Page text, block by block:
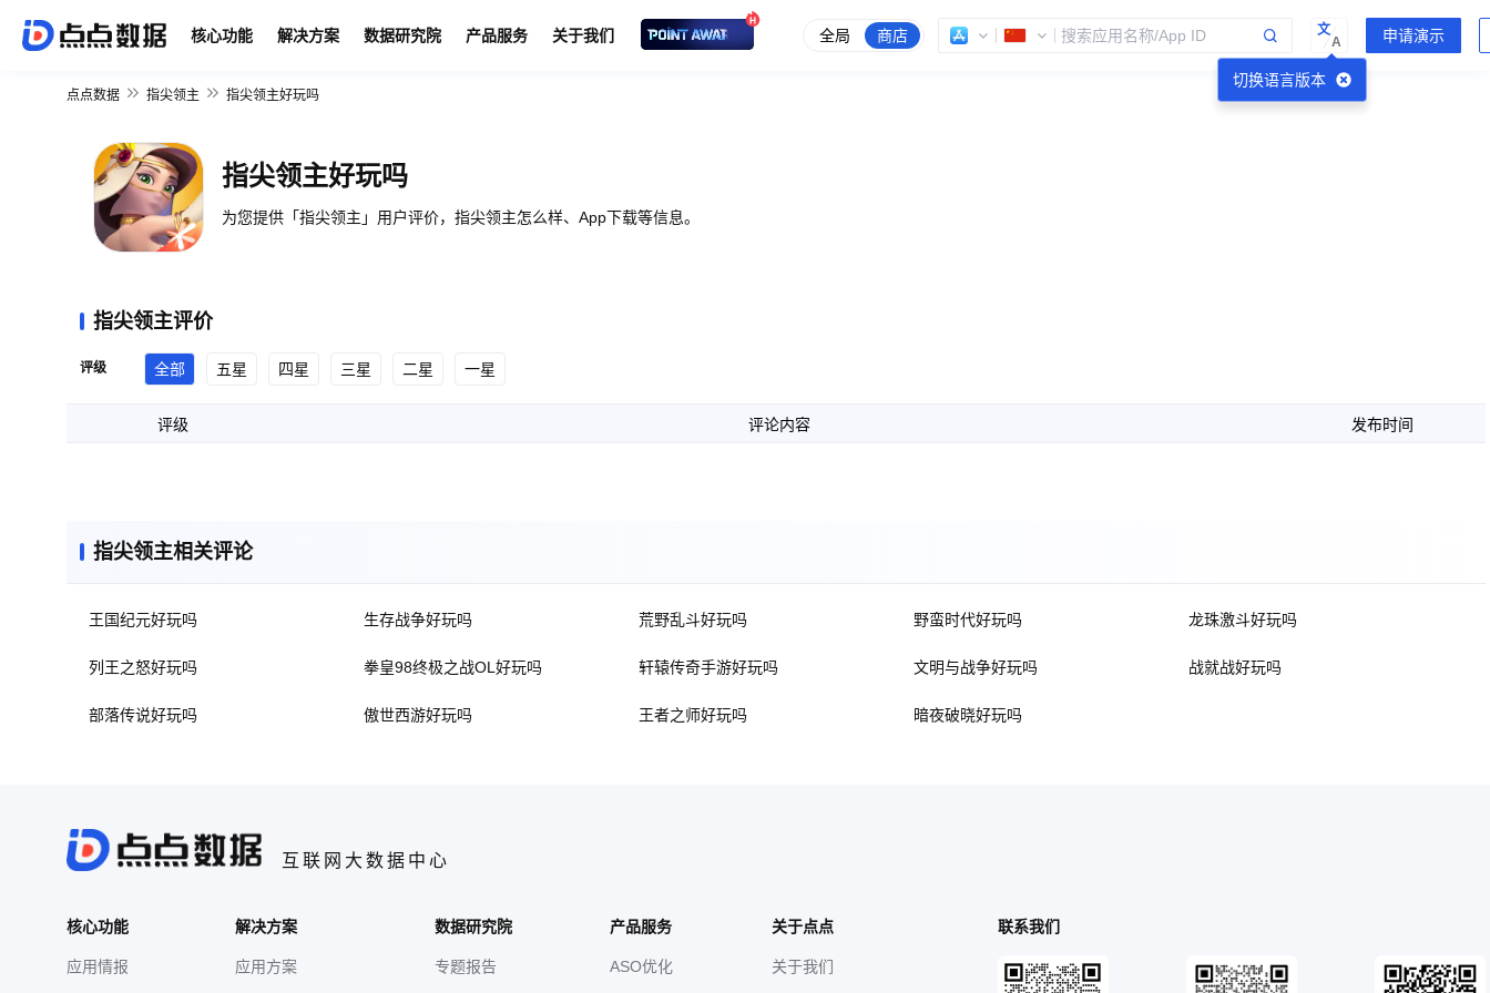
核心功能 解决方案 数据研究院 产品服务 关于我们 全局 商店
切换语言版本
文
A
点点数据 指尖领主 指尖领主好玩吗
指尖领主好玩吗
为您提供「指尖领主」用户评价，指尖领主怎么样、App下载等信息。
指尖领主评价
评级 全部 五星 四星 三星 二星 一星
评级 评论内容 发布时间
指尖领主相关评论
王国纪元好玩吗 生存战争好玩吗 荒野乱斗好玩吗 野蛮时代好玩吗 龙珠激斗好玩吗
列王之怒好玩吗 拳皇98终极之战OL好玩吗 轩辕传奇手游好玩吗 文明与战争好玩吗 战就战好玩吗
部落传说好玩吗 傲世西游好玩吗 王者之师好玩吗 暗夜破晓好玩吗
互联网大数据中心
核心功能
应用情报
解决方案
应用方案
数据研究院
专题报告
产品服务
ASO优化
关于点点
关于我们
联系我们